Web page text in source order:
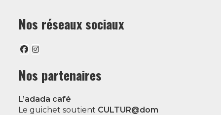
Nos réseaux sociaux
Nos partenaires
L’adada café
Le guichet soutient CULTUR@dom